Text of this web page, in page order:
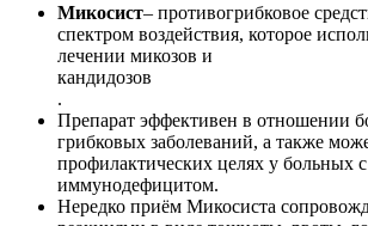
Микосист– противогрибковое
спектром воздействия, которое
лечении микозов и
кандидозов
.
Препарат эффективен в отношении
грибковых заболеваний, а также
профилактических целях у больных с
иммунодефицитом.
Нередко приём Микосиста